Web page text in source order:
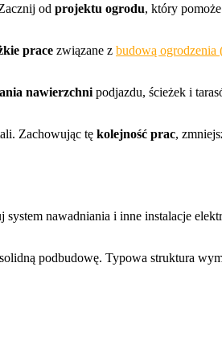
od projektu ogrodu, który
prace związane z budową ogrodzenia
nawierzchni podjazdu, ścieżek i
Zachowując tę kolejność prac,
system nawadniania i inne instalacje
podbudowę. Typowa struktura